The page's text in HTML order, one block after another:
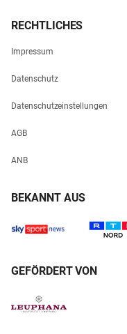
RECHTLICHES
Impressum
Datenschutz
Datenschutzeinstellungen
AGB
ANB
BEKANNT AUS
GEFÖRDERT VON